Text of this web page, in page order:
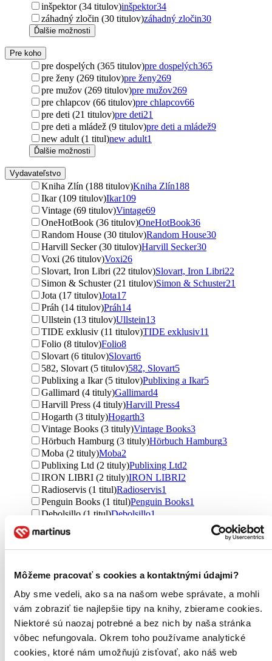
Môžeme pracovať s cookies a kontaktnými údajmi?
Aby sme vedeli, ako sa na našom webe správate, a mohli
vám zobraziť tie najlepšie tipy na knihy, zbierame cookies.
Niektoré sú naozaj potrebné a bez nich by naša stránka
vôbec nefungovala. Okrem toho používame analytické
cookies, ktoré nám umožňujú zisťovať, ako náš web
inšpektor (34 titulov)inšpektor34
záhadný zločin (30 titulov)záhadný zločin30
Ďalšie možnosti
Pre koho
pre dospelých (365 titulov)pre dospelých365
pre ženy (269 titulov)pre ženy269
pre mužov (269 titulov)pre mužov269
pre chlapcov (66 titulov)pre chlapcov66
pre deti (21 titulov)pre deti21
pre deti a mládež (9 titulov)pre deti a mládež9
new adult (1 titul)new adult1
Ďalšie možnosti
Vydavateľstvo
Kniha Zlín (188 titulov)Kniha Zlín188
Ikar (109 titulov)Ikar109
Vintage (69 titulov)Vintage69
OneHotBook (36 titulov)OneHotBook36
Random House (30 titulov)Random House30
Harvill Secker (30 titulov)Harvill Secker30
Voxi (26 titulov)Voxi26
Slovart, Iron Libri (22 titulov)Slovart, Iron Libri22
Simon & Schuster (21 titulov)Simon & Schuster21
Jota (17 titulov)Jota17
Práh (14 titulov)Práh14
Ullstein (13 titulov)Ullstein13
TIDE exklusiv (11 titulov)TIDE exklusiv11
Folio (8 titulov)Folio8
Slovart (6 titulov)Slovart6
582, Slovart (5 titulov)582, Slovart5
Publixing a Ikar (5 titulov)Publixing a Ikar5
Gallimard (4 tituly)Gallimard4
Harvill Press (4 tituly)Harvill Press4
Hogarth (3 tituly)Hogarth3
Vintage Books (3 tituly)Vintage Books3
Hörbuch Hamburg (3 tituly)Hörbuch Hamburg3
Moba (2 tituly)Moba2
Publixing Ltd (2 tituly)Publixing Ltd2
IRON LIBRI (2 tituly)IRON LIBRI2
Radioservis (1 titul)Radioservis1
Penguin Books (1 titul)Penguin Books1
Debolsillo (1 titul)Debolsillo1
Knihy na počúvanie (1 titul)
Knihy na počúvanie1
Knihy do ucha (1 titul)
Ďalšie možnosti
Väzba
pevná väzba s prebalom (138 titulov) pevná väzba s
prebalom138
pevná väzba (84 titulov) pevná väzba 84
Formát
E-kniha: EPUB (111 titulov)E-kniha: EPUB111